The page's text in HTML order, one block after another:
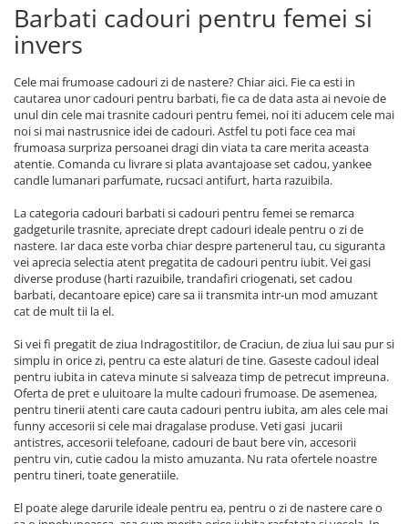
Barbati cadouri pentru femei si
invers
Cele mai frumoase cadouri zi de nastere? Chiar aici. Fie ca esti in
cautarea unor cadouri pentru barbati, fie ca de data asta ai nevoie de
unul din cele mai trasnite cadouri pentru femei, noi iti aducem cele mai
noi si mai nastrusnice idei de cadouri. Astfel tu poti face cea mai
frumoasa surpriza persoanei dragi din viata ta care merita aceasta
atentie. Comanda cu livrare si plata avantajoase set cadou, yankee
candle lumanari parfumate, rucsaci antifurt, harta razuibila.
La categoria cadouri barbati si cadouri pentru femei se remarca
gadgeturile trasnite, apreciate drept cadouri ideale pentru o zi de
nastere. Iar daca este vorba chiar despre partenerul tau, cu siguranta
vei aprecia selectia atent pregatita de cadouri pentru iubit. Vei gasi
diverse produse (harti razuibile, trandafiri criogenati, set cadou
barbati, decantoare epice) care sa ii transmita intr-un mod amuzant
cat de mult tii la el.
Si vei fi pregatit de ziua Indragostitilor, de Craciun, de ziua lui sau pur si
simplu in orice zi, pentru ca este alaturi de tine. Gaseste cadoul ideal
pentru iubita in cateva minute si salveaza timp de petrecut impreuna.
Oferta de pret e uluitoare la multe cadouri frumoase. De asemenea,
pentru tinerii atenti care cauta cadouri pentru iubita, am ales cele mai
funny accesorii si cele mai dragalase produse. Veti gasi jucarii
antistres, accesorii telefoane, cadouri de baut bere vin, accesorii
pentru vin, cutie cadou la misto amuzanta. Nu rata ofertele noastre
pentru tineri, toate generatiile.
El poate alege darurile ideale pentru ea, pentru o zi de nastere care o